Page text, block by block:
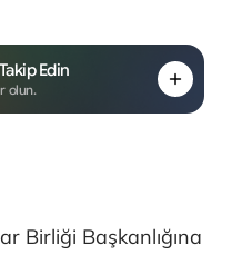
Edin
olun.
Birliği Başkanlığına